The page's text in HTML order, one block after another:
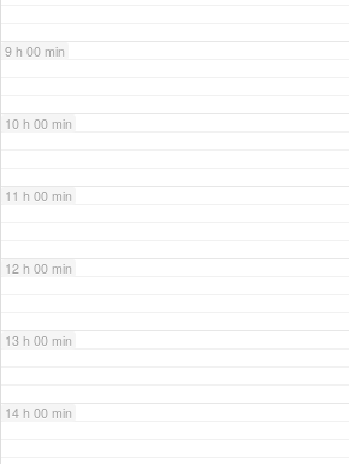
9 h 00 min
10 h 00 min
11 h 00 min
12 h 00 min
13 h 00 min
14 h 00 min